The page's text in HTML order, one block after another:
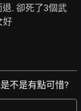
. 卻死了3個武
好
不是有點可惜?